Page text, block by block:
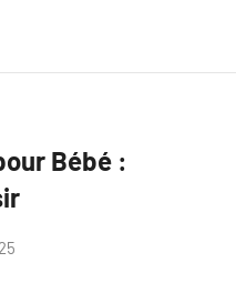
Bébé :